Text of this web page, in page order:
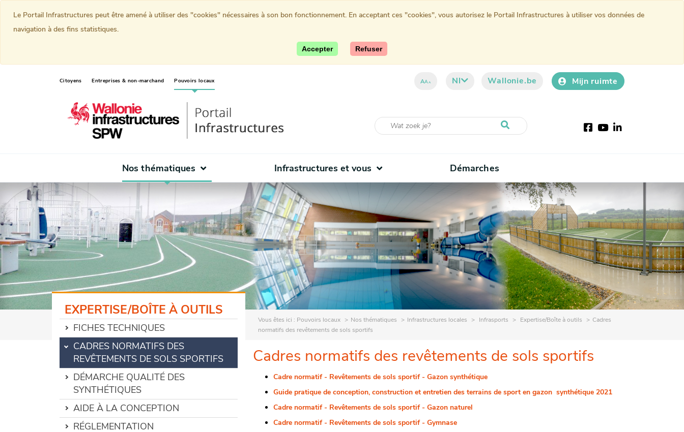
Citoyens Entreprises & non-marchand Pouvoirs locaux(current) AAA Nl Wallonie.be Mijn ruimte
Facebook
YouTube
LinkedIn
Nos thématiques Infrastructures et vous Démarches
Vous êtes ici : Pouvoirs locaux Nos thématiques Infrastructures locales Infrasports Expertise/Boîte à outils
Cadres
normatifs des revêtements de sols sportifs
EXPERTISE/BOÎTE À OUTILS
FICHES TECHNIQUES
CADRES NORMATIFS DES
REVÊTEMENTS DE SOLS SPORTIFS
DÉMARCHE QUALITÉ DES
SYNTHÉTIQUES
AIDE À LA CONCEPTION
RÉGLEMENTATION
Cadres normatifs des revêtements de sols sportifs
Cadre normatif - Revêtements de sols sportif - Gazon synthétique
Guide pratique de conception, construction et entretien des terrains de sport en gazon synthétique 2021
Cadre normatif - Revêtements de sols sportif - Gazon naturel
Cadre normatif - Revêtements de sols sportif - Gymnase
Le Portail Infrastructures peut être amené à utiliser des "cookies" nécessaires à son bon fonctionnement. En acceptant ces "cookies", vous autorisez le Portail Infrastructures à utiliser vos données de
navigation à des fins statistiques.
Accepter Refuser